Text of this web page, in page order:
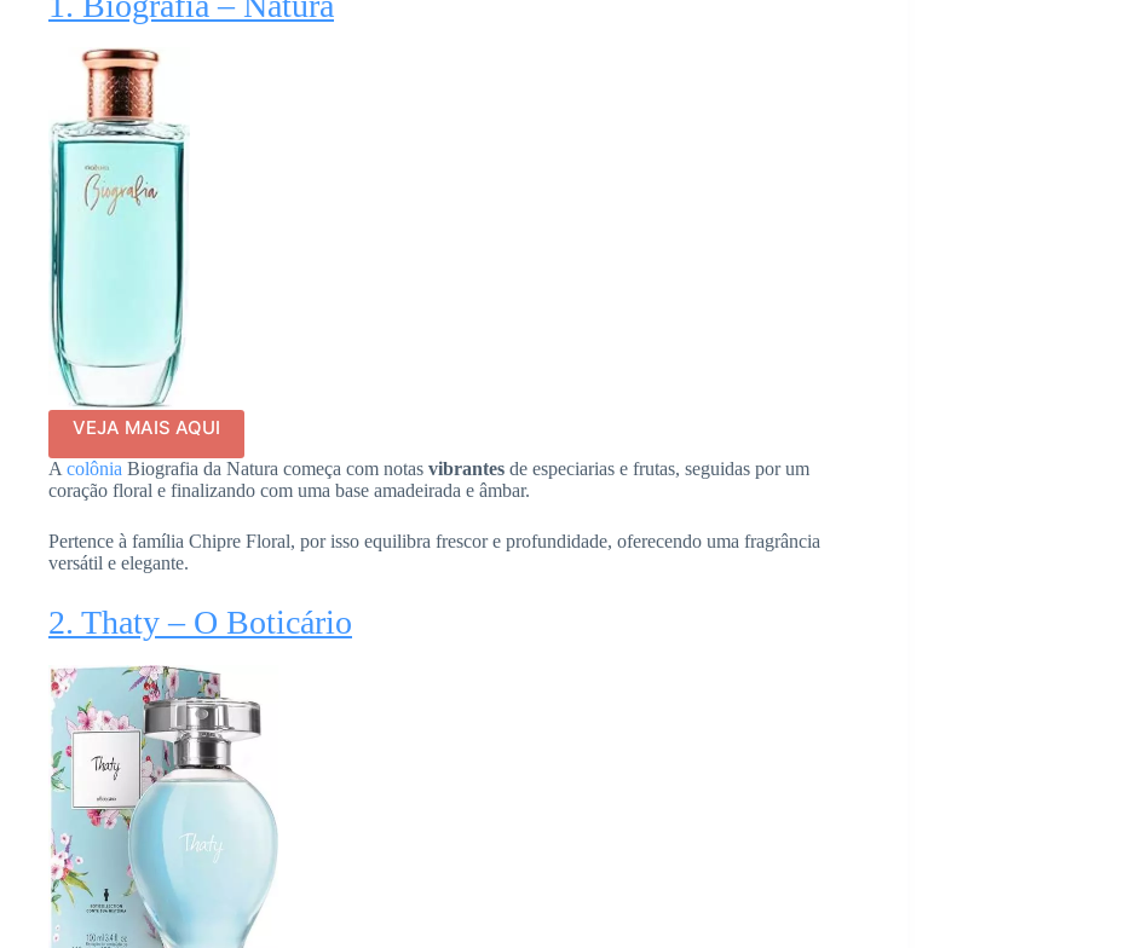
VEJA MAIS AQUI
A colônia Biografia da Natura começa com notas vibrantes de especiarias e frutas, seguidas por um
coração floral e finalizando com uma base amadeirada e âmbar.
Pertence à família Chipre Floral, por isso equilibra frescor e profundidade, oferecendo uma fragrância
versátil e elegante.
2. Thaty – O Boticário